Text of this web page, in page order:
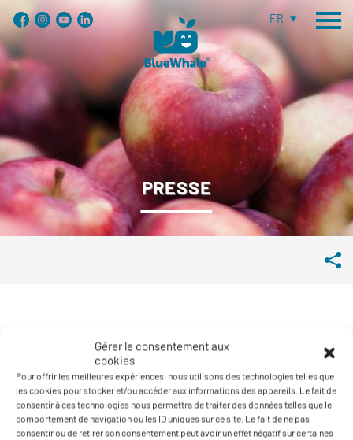
Gérer le consentement aux
cookies
Pour offrir les meilleures expériences, nous utilisons des technologies telles que
les cookies pour stocker et/ou accéder aux informations des appareils. Le fait de
consentir à ces technologies nous permettra de traiter des données telles que le
comportement de navigation ou les ID uniques sur ce site. Le fait de ne pas
consentir ou de retirer son consentement peut avoir un effet négatif sur certaines
FR
PRESSE
Télécharger la charte graphique Blue Whale
COMMUNIQUÉS DE PRESSE
Rapprochement Blue Whale Superalp – Mars 2020